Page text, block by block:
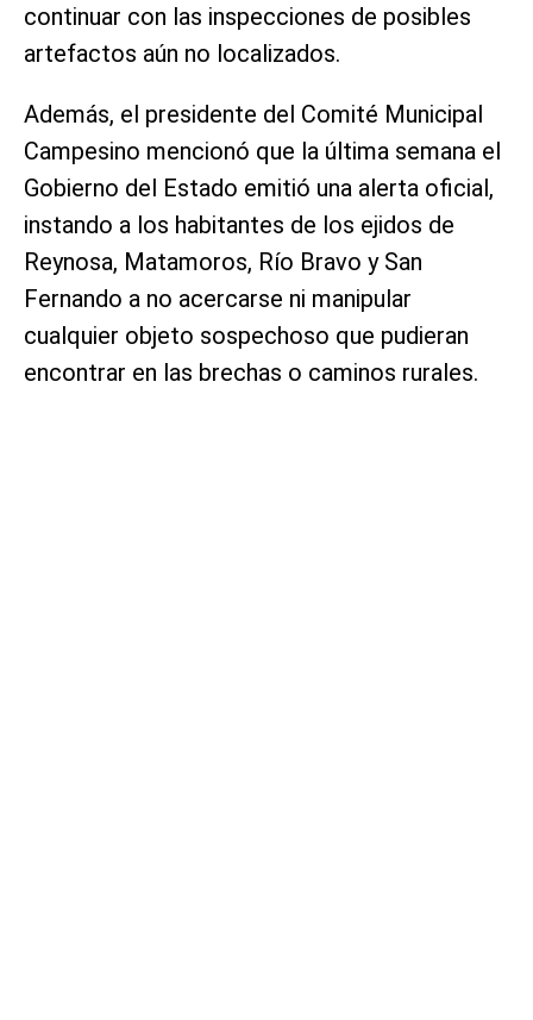
continuar con las inspecciones de posibles
artefactos aún no localizados.
Además, el presidente del Comité Municipal
Campesino mencionó que la última semana el
Gobierno del Estado emitió una alerta oficial,
instando a los habitantes de los ejidos de
Reynosa, Matamoros, Río Bravo y San
Fernando a no acercarse ni manipular
cualquier objeto sospechoso que pudieran
encontrar en las brechas o caminos rurales.